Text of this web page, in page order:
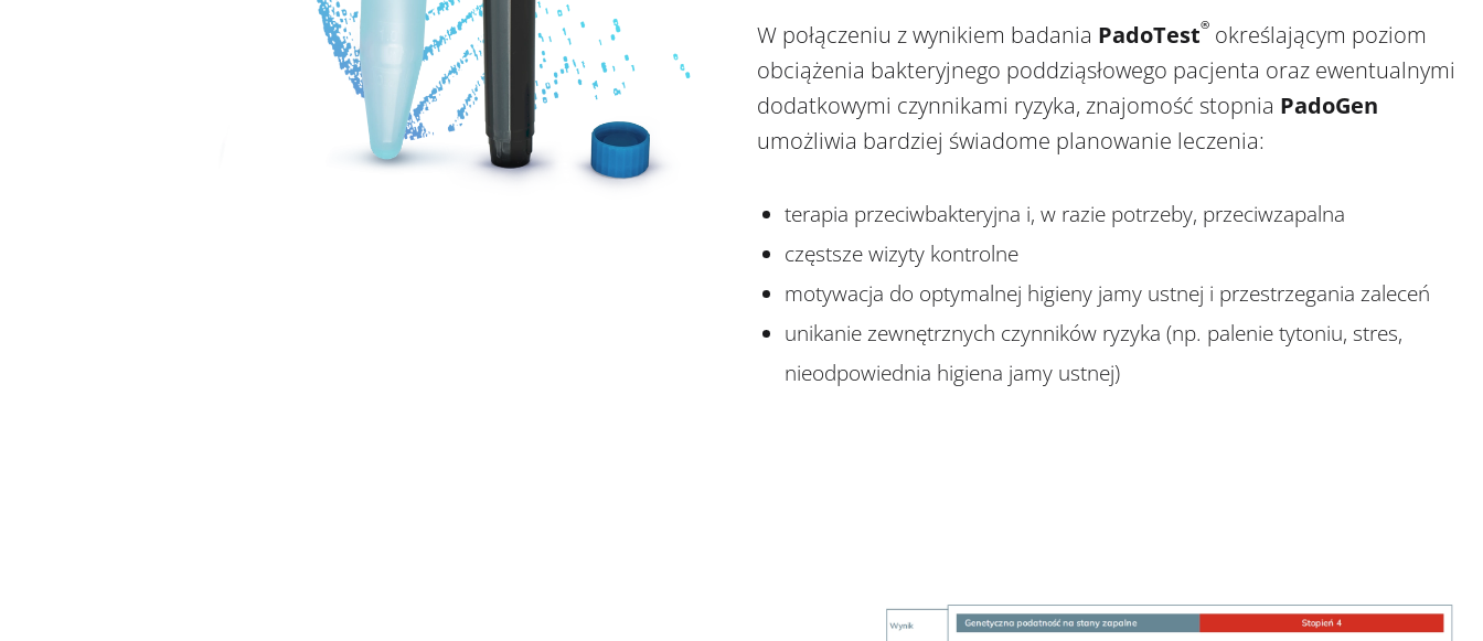
W połączeniu z wynikiem badania PadoTest®określającym poziom
obciążenia bakteryjnego poddziąsłowego pacjenta oraz ewentualnymi
dodatkowymi czynnikami ryzyka, znajomość stopnia PadoGen
umożliwia bardziej świadome planowanie leczenia:
terapia przeciwbakteryjna i, w razie potrzeby, przeciwzapalna
częstsze wizyty kontrolne
motywacja do optymalnej higieny jamy ustnej i przestrzegania zaleceń
unikanie zewnętrznych czynników ryzyka (np. palenie tytoniu, stres,
nieodpowiednia higiena jamy ustnej)